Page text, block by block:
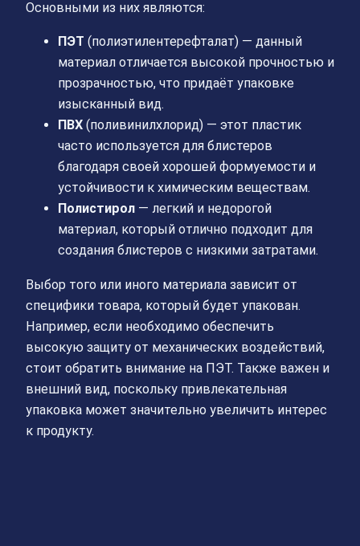
Основными из них являются:
ПЭТ (полиэтилентерефталат) — данный
материал отличается высокой прочностью и
прозрачностью, что придаёт упаковке
изысканный вид.
ПВХ (поливинилхлорид) — этот пластик
часто используется для блистеров
благодаря своей хорошей формуемости и
устойчивости к химическим веществам.
Полистирол — легкий и недорогой
материал, который отлично подходит для
создания блистеров с низкими затратами.
Выбор того или иного материала зависит от
специфики товара, который будет упакован.
Например, если необходимо обеспечить
высокую защиту от механических воздействий,
стоит обратить внимание на ПЭТ. Также важен и
внешний вид, поскольку привлекательная
упаковка может значительно увеличить интерес
к продукту.